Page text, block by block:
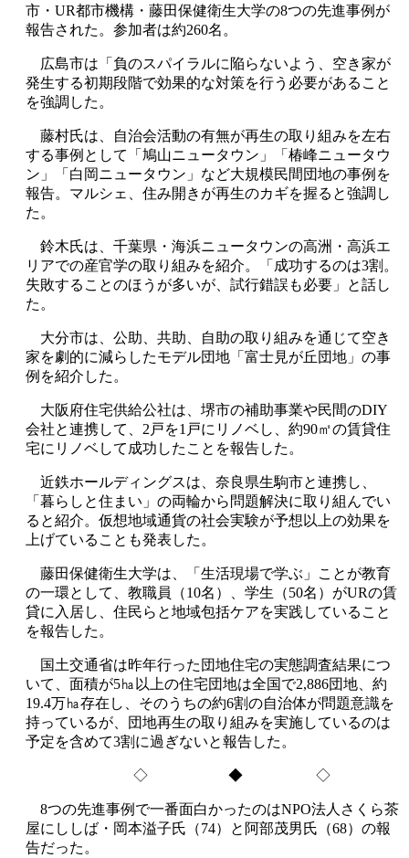
市・UR都市機構・藤田保健衛生大学の8つの先進事例が
報告された。参加者は約260名。
広島市は「負のスパイラルに陥らないよう、空き家が
発生する初期段階で効果的な対策を行う必要があること
を強調した。
藤村氏は、自治会活動の有無が再生の取り組みを左右
する事例として「鳩山ニュータウン」「椿峰ニュータウ
ン」「白岡ニュータウン」など大規模民間団地の事例を
報告。マルシェ、住み開きが再生のカギを握ると強調し
た。
鈴木氏は、千葉県・海浜ニュータウンの高洲・高浜エ
リアでの産官学の取り組みを紹介。「成功するのは3割。
失敗することのほうが多いが、試行錯誤も必要」と話し
た。
大分市は、公助、共助、自助の取り組みを通じて空き
家を劇的に減らしたモデル団地「富士見が丘団地」の事
例を紹介した。
大阪府住宅供給公社は、堺市の補助事業や民間のDIY
会社と連携して、2戸を1戸にリノベし、約90㎡の賃貸住
宅にリノベして成功したことを報告した。
近鉄ホールディングスは、奈良県生駒市と連携し、
「暮らしと住まい」の両輪から問題解決に取り組んでい
ると紹介。仮想地域通貨の社会実験が予想以上の効果を
上げていることも発表した。
藤田保健衛生大学は、「生活現場で学ぶ」ことが教育
の一環として、教職員（10名）、学生（50名）がURの賃
貸に入居し、住民らと地域包括ケアを実践していること
を報告した。
国土交通省は昨年行った団地住宅の実態調査結果につ
いて、面積が5㏊以上の住宅団地は全国で2,886団地、約
19.4万㏊存在し、そのうちの約6割の自治体が問題意識を
持っているが、団地再生の取り組みを実施しているのは
予定を含めて3割に過ぎないと報告した。
◇ ◆ ◇
8つの先進事例で一番面白かったのはNPO法人さくら茶
屋にししば・岡本溢子氏（74）と阿部茂男氏（68）の報
告だった。